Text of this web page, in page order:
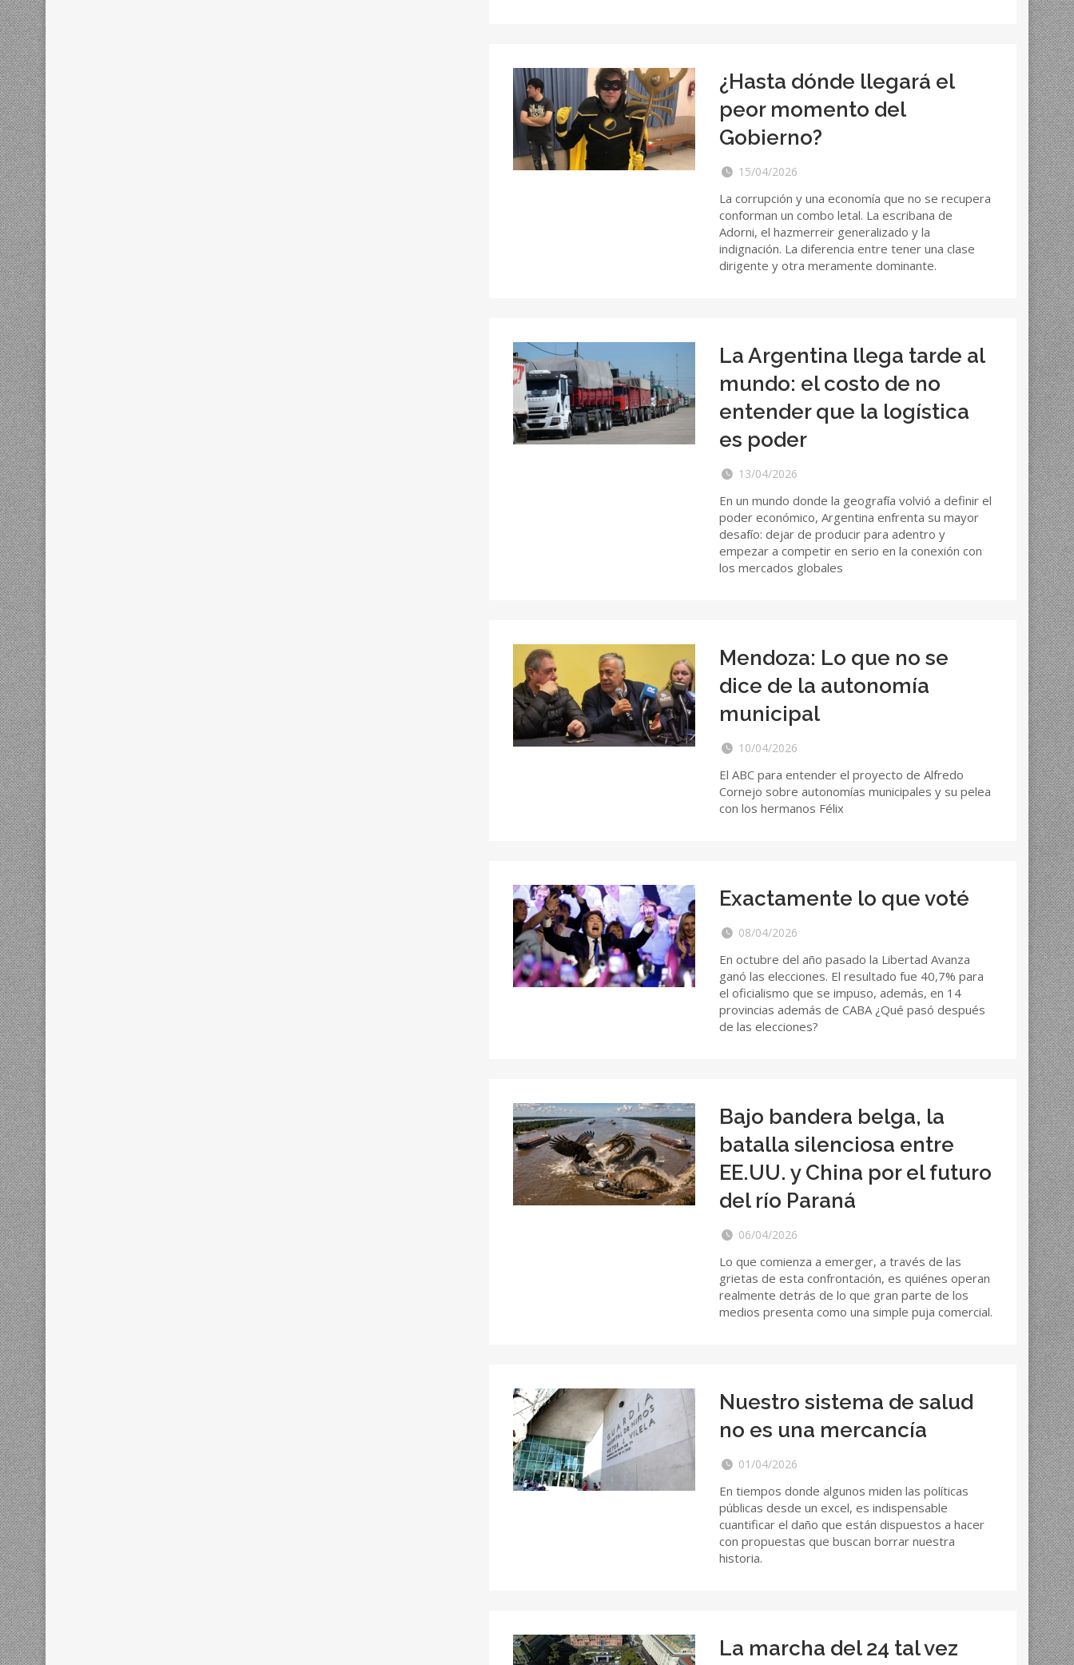
¿Hasta dónde llegará el
peor momento del
Gobierno?
15/04/2026
La corrupción y una economía que no se recupera
conforman un combo letal. La escribana de
Adorni, el hazmerreir generalizado y la
indignación. La diferencia entre tener una clase
dirigente y otra meramente dominante.
La Argentina llega tarde al
mundo: el costo de no
entender que la logística
es poder
13/04/2026
En un mundo donde la geografía volvió a definir el
poder económico, Argentina enfrenta su mayor
desafío: dejar de producir para adentro y
empezar a competir en serio en la conexión con
los mercados globales
Mendoza: Lo que no se
dice de la autonomía
municipal
10/04/2026
El ABC para entender el proyecto de Alfredo
Cornejo sobre autonomías municipales y su pelea
con los hermanos Félix
Exactamente lo que voté
08/04/2026
En octubre del año pasado la Libertad Avanza
ganó las elecciones. El resultado fue 40,7% para
el oficialismo que se impuso, además, en 14
provincias además de CABA ¿Qué pasó después
de las elecciones?
Bajo bandera belga, la
batalla silenciosa entre
EE.UU. y China por el futuro
del río Paraná
06/04/2026
Lo que comienza a emerger, a través de las
grietas de esta confrontación, es quiénes operan
realmente detrás de lo que gran parte de los
medios presenta como una simple puja comercial.
Nuestro sistema de salud
no es una mercancía
01/04/2026
En tiempos donde algunos miden las políticas
públicas desde un excel, es indispensable
cuantificar el daño que están dispuestos a hacer
con propuestas que buscan borrar nuestra
historia.
La marcha del 24 tal vez